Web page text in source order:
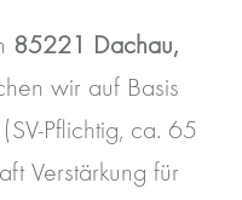
85221 Dachau,
wir auf Basis
Pflichtig, ca. 65
Verstärkung für